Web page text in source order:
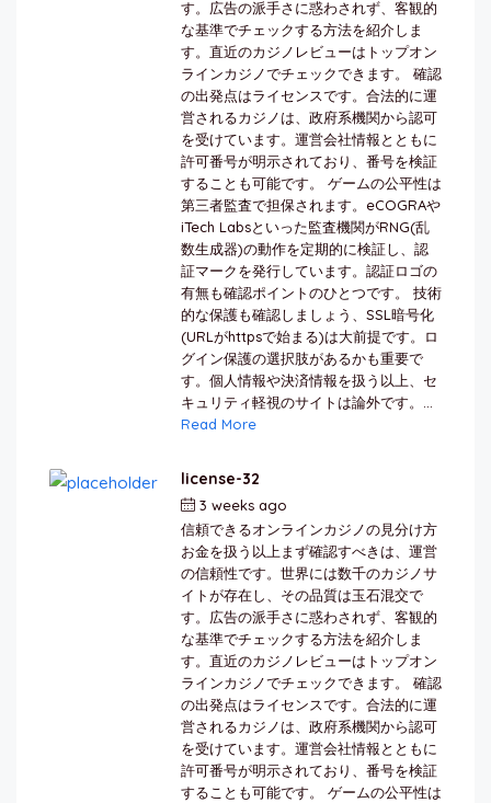
す。広告の派手さに惑わされず、客観的
な基準でチェックする方法を紹介しま
す。直近のカジノレビューはトップオン
ラインカジノでチェックできます。 確認
の出発点はライセンスです。合法的に運
営されるカジノは、政府系機関から認可
を受けています。運営会社情報とともに
許可番号が明示されており、番号を検証
することも可能です。 ゲームの公平性は
第三者監査で担保されます。eCOGRAや
iTech Labsといった監査機関がRNG(乱
数生成器)の動作を定期的に検証し、認
証マークを発行しています。認証ロゴの
有無も確認ポイントのひとつです。 技術
的な保護も確認しましょう、SSL暗号化
(URLがhttpsで始まる)は大前提です。ロ
グイン保護の選択肢があるかも重要で
す。個人情報や決済情報を扱う以上、セ
キュリティ軽視のサイトは論外です。...
Read More
license-32
3 weeks ago
信頼できるオンラインカジノの見分け方
お金を扱う以上まず確認すべきは、運営
の信頼性です。世界には数千のカジノサ
イトが存在し、その品質は玉石混交で
す。広告の派手さに惑わされず、客観的
な基準でチェックする方法を紹介しま
す。直近のカジノレビューはトップオン
ラインカジノでチェックできます。 確認
の出発点はライセンスです。合法的に運
営されるカジノは、政府系機関から認可
を受けています。運営会社情報とともに
許可番号が明示されており、番号を検証
することも可能です。 ゲームの公平性は